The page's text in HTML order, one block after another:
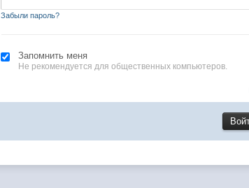
Забыли пароль?
Запомнить меня
Не рекомендуется для общественных компьютеров.